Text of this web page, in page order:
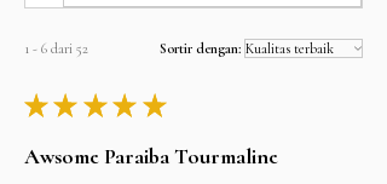
1 - 6 dari 52 Sortir dengan:
★ ★ ★ ★ ★
Awsome Paraiba Tourmaline